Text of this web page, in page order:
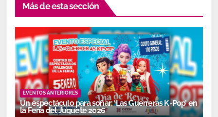
Más de esta sección
EVENTOS ANTERIORES
Un espectáculo para soñar: ‘Las Guerreras K-Pop’ en
la Feria del Juguete 2026